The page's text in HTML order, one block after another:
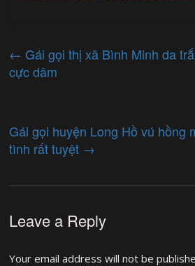
← Gái gọi thị xã Bình Minh da
cực dâm
Gái gọi huyện Long Hồ vú hồng
tình rất tuyệt →
Leave a Reply
Your email address will not be